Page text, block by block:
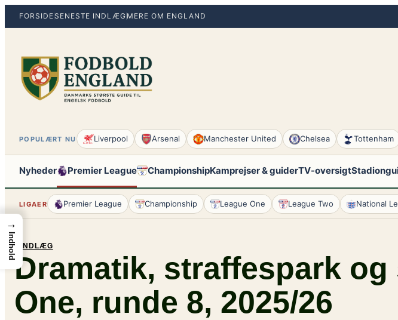
SpringFORSIDESENESTE INDLÆG MERE OM ENGLAND
POPULÆRT NU Liverpool Arsenal Manchester United Chelsea Tottenham
Nyheder Premier League ChampionshipKamprejser & guiderTV-oversigt
LIGAER Premier League Championship League One League Two National
INDLÆG
Dramatik, straffespark
One, runde 8, 2025/26
→
Indhold